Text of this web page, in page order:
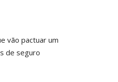
vão pactuar um
de seguro